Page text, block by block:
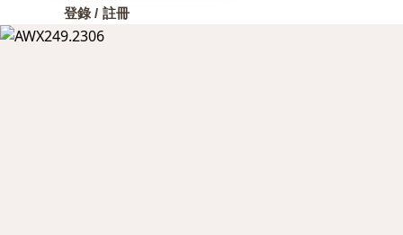
登錄 / 註冊